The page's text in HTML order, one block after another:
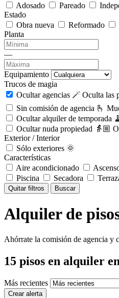
Adosado
Pareado
Estado
Obra nueva
Reformado
Planta
—
Equipamiento
Trucos de magia
Ocultar agencias 🪄 Oculta las
Sin comisión de agencia 🫰
Ocultar alquiler de temporada
Ocultar nuda propiedad 👵🏼
Exterior / Interior
Sólo exteriores 🌞
Características
Aire acondicionado
Piscina
Secadora
Quitar filtros Buscar
Alquiler de
Ahórrate la comisión de agencia y
15 pisos en alquiler
Más recientes
Crear alerta